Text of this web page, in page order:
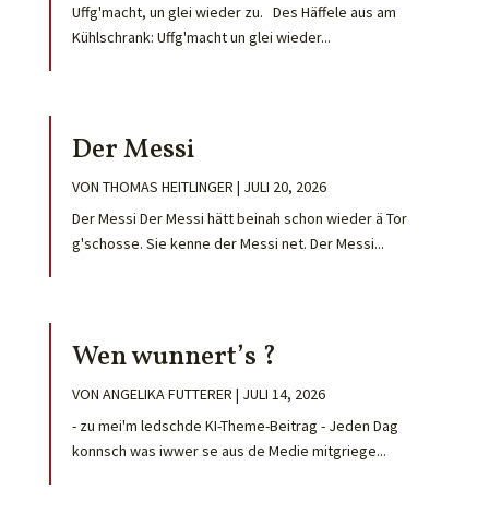
Uffg'macht, un glei wieder zu. Des Häffele aus am
Kühlschrank: Uffg'macht un glei wieder...
Der Messi
VON THOMAS HEITLINGER | JULI 20, 2026
Der Messi Der Messi hätt beinah schon wieder ä Tor
g'schosse. Sie kenne der Messi net. Der Messi...
Wen wunnert’s ?
VON ANGELIKA FUTTERER | JULI 14, 2026
- zu mei'm ledschde KI-Theme-Beitrag - Jeden Dag
konnsch was iwwer se aus de Medie mitgriege...